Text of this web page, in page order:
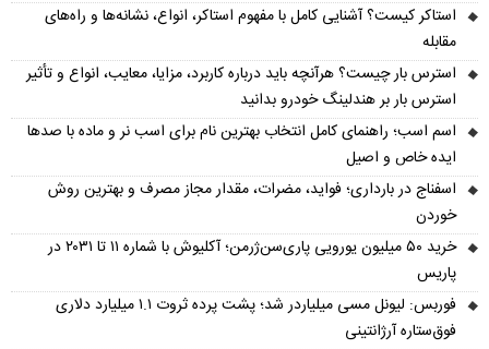
استاکر کیست؟ آشنایی کامل با مفهوم استاکر، انواع، نشانه‌ها و راه‌های
مقابله
استرس بار چیست؟ هرآنچه باید درباره کاربرد، مزایا، معایب، انواع و تأثیر
استرس بار بر هندلینگ خودرو بدانید
اسم اسب؛ راهنمای کامل انتخاب بهترین نام برای اسب نر و ماده با صدها
ایده خاص و اصیل
اسفناج در بارداری؛ فواید، مضرات، مقدار مجاز مصرف و بهترین روش
خوردن
خرید ۵۰ میلیون یورویی پاری‌سن‌ژرمن؛ آکلیوش با شماره ۱۱ تا ۲۰۳۱ در
پاریس
فوربس: لیونل مسی میلیاردر شد؛ پشت پرده ثروت ۱.۱ میلیارد دلاری
فوق‌ستاره آرژانتینی